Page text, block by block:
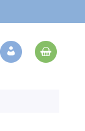
Veränderung